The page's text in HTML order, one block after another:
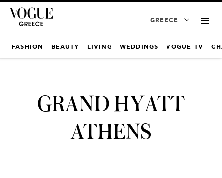
GREECE
FASHION BEAUTY LIVING WEDDINGS VOGUE TV
GRAND HYATT
ATHENS